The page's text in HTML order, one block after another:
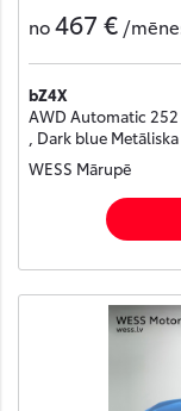
no467 € /
bZ4X
AWD Automatic
, Dark blue Metāliska
WESS Mārupē